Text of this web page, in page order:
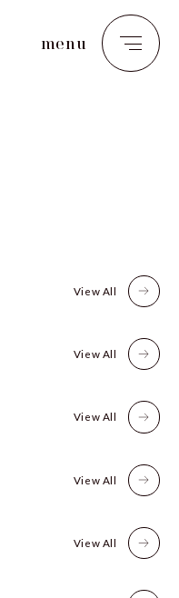
menu
View All
View All
View All
View All
View All